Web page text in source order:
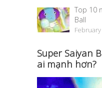
Top 10
Ball
Super Saiyan
ai mạnh hơn?